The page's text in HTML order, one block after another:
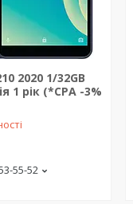
2020 1/32GB
1 рік (*CPA -3%
55-52